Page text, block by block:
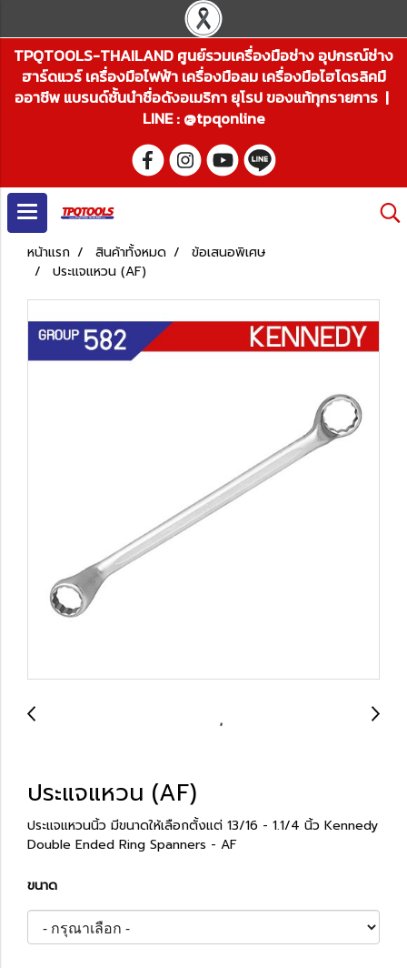
TPQTOOLS-THAILAND ศูนย์รวมเครื่องมือช่าง อุปกรณ์ช่าง
ฮาร์ดแวร์ เครื่องมือไฟฟ้า เครื่องมือลม เครื่องมือไฮโดรลิคมื
ออาชีพ แบรนด์ชั้นนำชื่อดังอเมริกา ยุโรป ของแท้ทุกรายการ |
LINE : @tpqonline
หน้าแรก สินค้าทั้งหมด
ข้อเสนอพิเศษ
ประแจแหวน (AF)
ประแจแหวน (AF)
ประแจแหวนนิ้ว มีขนาดให้เลือกตั้งแต่ 13/16 - 1.1/4 นิ้ว Kennedy
Double Ended Ring Spanners - AF
ขนาด